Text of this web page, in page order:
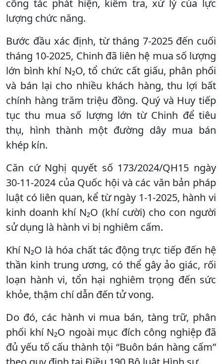
công tác phát hiện, kiểm tra, xử lý của lực
lượng chức năng.
Bước đầu xác định, từ tháng 7-2025 đến cuối
tháng 10-2025, Chinh đã liên hệ mua số lượng
lớn bình khí N₂O, tổ chức cất giấu, phân phối
và bán lại cho nhiều khách hàng, thu lợi bất
chính hàng trăm triệu đồng. Quý và Huy tiếp
tục thu mua số lượng lớn từ Chinh để tiêu
thụ, hình thành một đường dây mua bán
khép kín.
Căn cứ Nghị quyết số 173/2024/QH15 ngày
30-11-2024 của Quốc hội và các văn bản pháp
luật có liên quan, kể từ ngày 1-1-2025, hành vi
kinh doanh khí N₂O (khí cười) cho con người
sử dụng là hành vi bị nghiêm cấm.
Khí N₂O là hóa chất tác động trực tiếp đến hệ
thần kinh trung ương, có thể gây ảo giác, rối
loạn hành vi, tổn hại nghiêm trọng đến sức
khỏe, thậm chí dẫn đến tử vong.
Do đó, các hành vi mua bán, tàng trữ, phân
phối khí N₂O ngoài mục đích công nghiệp đã
đủ yếu tố cấu thành tội “Buôn bán hàng cấm”